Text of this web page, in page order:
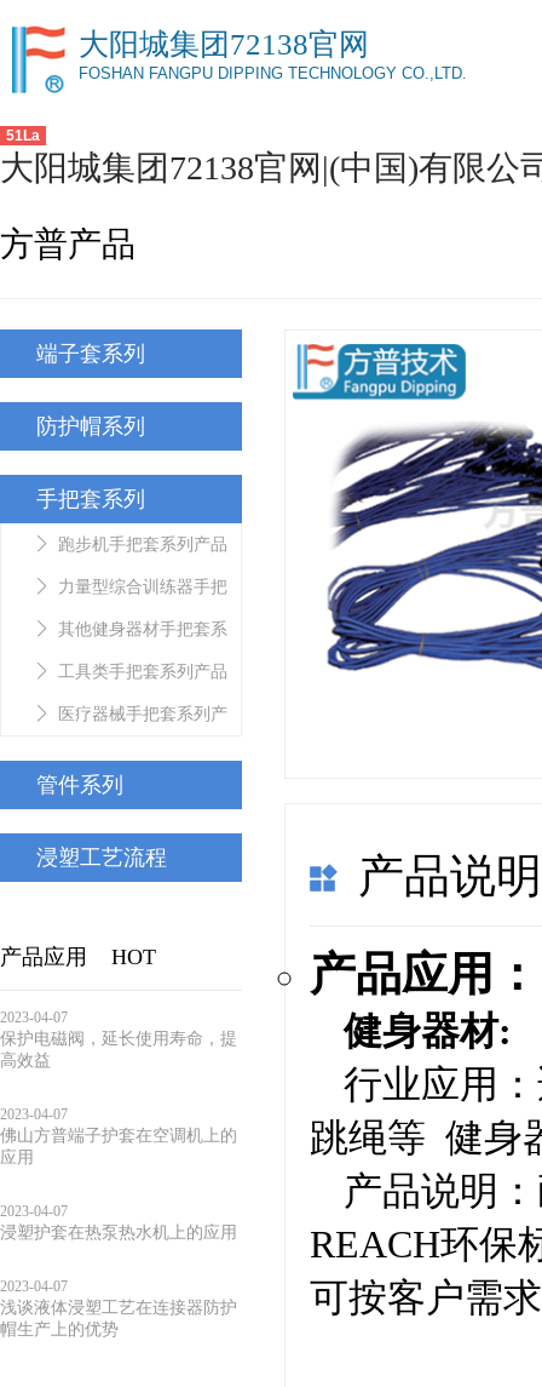
51La
大阳城集团72138官网|(中国)有限公
大阳城集团72138官网
FOSHAN FANGPU DIPPING TECHNOLOGY CO.,LTD.
方普产品
端子套系列
防护帽系列
手把套系列
跑步机手把套系列产品
力量型综合训练器手把
套系列产品
其他健身器材手把套系
列产品
工具类手把套系列产品
医疗器械手把套系列产
管件系列
浸塑工艺流程
产品应用 HOT
2023-04-07
保护电磁阀，延长使用寿命，提
高效益
2023-04-07
佛山方普端子护套在空调机上的
应用
2023-04-07
浸塑护套在热泵热水机上的应用
2023-04-07
浅谈液体浸塑工艺在连接器防护
帽生产上的优势
产品说
产品应用：
健身器材:
行业应用
跳绳等 健身
产品说明
REACH环保
可按客户需